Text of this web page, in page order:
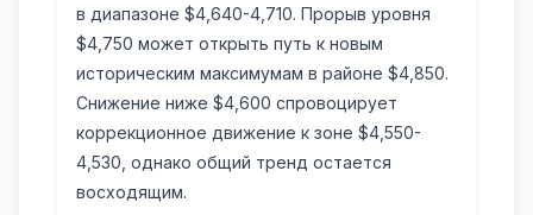
в диапазоне $4,640-4,710. Прорыв уровня
$4,750 может открыть путь к новым
историческим максимумам в районе $4,850.
Снижение ниже $4,600 спровоцирует
коррекционное движение к зоне $4,550-
4,530, однако общий тренд остается
восходящим.